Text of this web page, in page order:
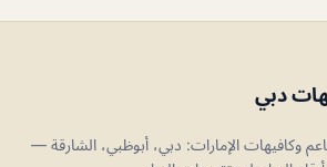
دبي
وكافيهات الإمارات: دبي، أبوظبي، الشارقة —